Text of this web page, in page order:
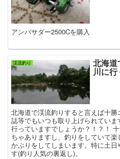
アンバサダー2500Cを購入
渓流釣り 北海道
川に行
北海道で渓流釣りすると言えば十
誌等でもいつも取り上げられてい
行っていますでしょうか？！？！
ちゃありますし、釣りをしていて
かぶりをしてしまいます。特に土
す(釣り人気の裏返し)。